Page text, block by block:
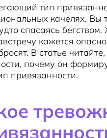
тип
качелях. Вы
спасаясь
кажется
В статье
почему он
привязанности.